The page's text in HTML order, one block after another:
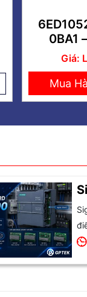
0BA1
24RCE
24V
Giá:
Mua